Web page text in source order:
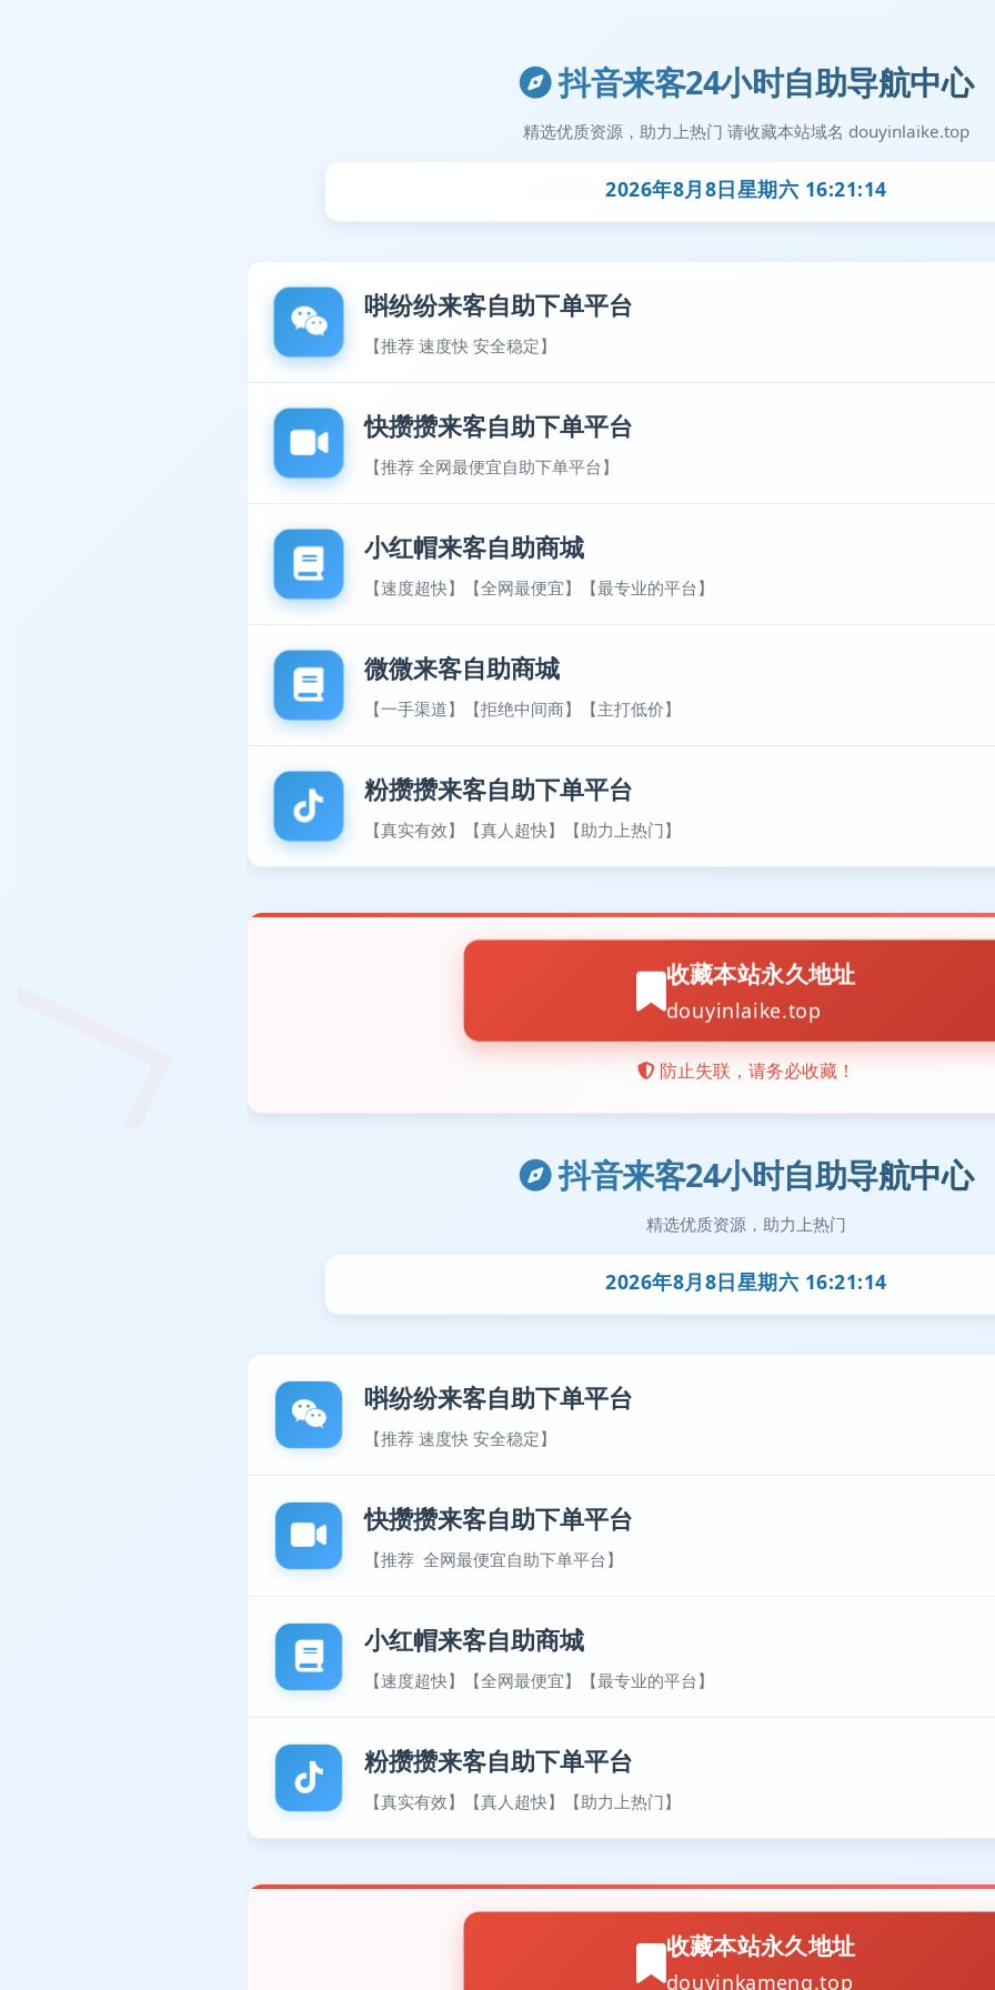
抖音来客24小时自助导航中心
精选优质资源，助力上热门
2026年8月8日星期六 16:21:15
唞纷纷来客自助下单平台
【推荐 速度快 安全稳定】
快攒攒来客自助下单平台
【推荐 全网最便宜自助下单平台】
小红帽来客自助商城
【速度超快】【全网最便宜】【最专业的平台】
粉攒攒来客自助下单平台
【真实有效】【真人超快】【助力上热门】
收藏本站永久地址
douyinkameng.top